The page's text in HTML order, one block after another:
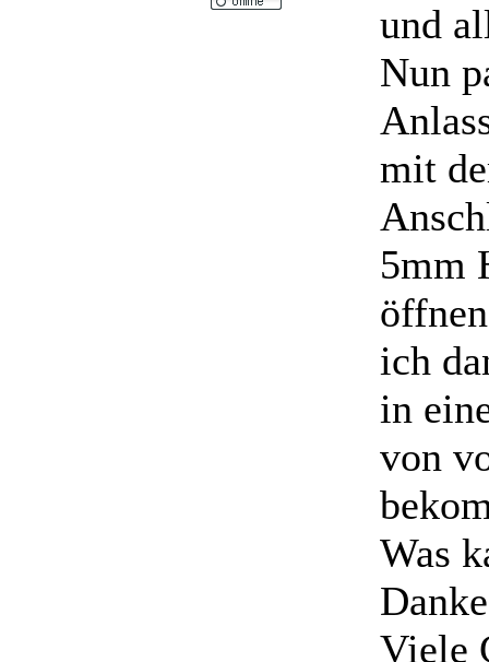
und
Nun
mit
5mm
ich
in
von
Was
Viele